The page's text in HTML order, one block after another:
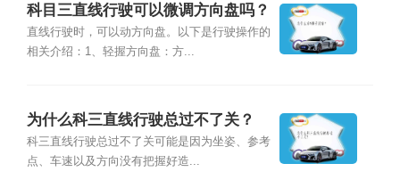
科目三直线行驶可以微调方向盘吗？
直线行驶时，可以动方向盘。以下是行驶操作的
相关介绍：1、轻握方向盘：方...
为什么科三直线行驶总过不了关？
科三直线行驶总过不了关可能是因为坐姿、参考
点、车速以及方向没有把握好造...